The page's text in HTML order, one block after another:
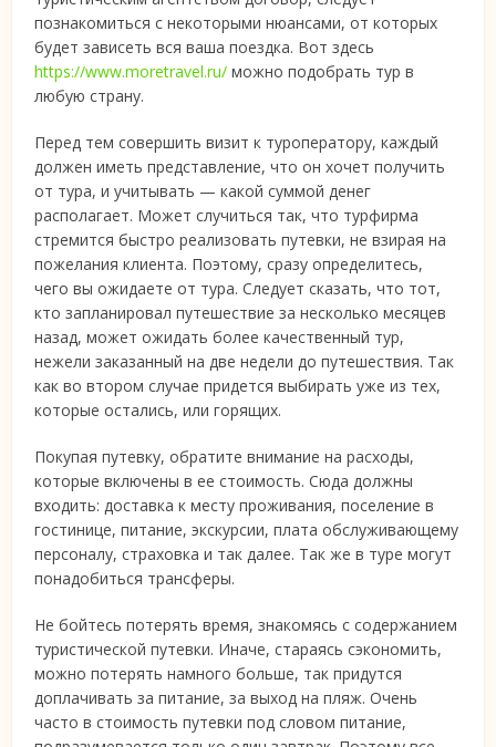
познакомиться с некоторыми нюансами, от которых
будет зависеть вся ваша поездка. Вот здесь
https://www.moretravel.ru/ можно подобрать тур в
любую страну.
Перед тем совершить визит к туроператору, каждый
должен иметь представление, что он хочет получить
от тура, и учитывать — какой суммой денег
располагает. Может случиться так, что турфирма
стремится быстро реализовать путевки, не взирая на
пожелания клиента. Поэтому, сразу определитесь,
чего вы ожидаете от тура. Следует сказать, что тот,
кто запланировал путешествие за несколько месяцев
назад, может ожидать более качественный тур,
нежели заказанный на две недели до путешествия. Так
как во втором случае придется выбирать уже из тех,
которые остались, или горящих.
Покупая путевку, обратите внимание на расходы,
которые включены в ее стоимость. Сюда должны
входить: доставка к месту проживания, поселение в
гостинице, питание, экскурсии, плата обслуживающему
персоналу, страховка и так далее. Так же в туре могут
понадобиться трансферы.
Не бойтесь потерять время, знакомясь с содержанием
туристической путевки. Иначе, стараясь сэкономить,
можно потерять намного больше, так придутся
доплачивать за питание, за выход на пляж. Очень
часто в стоимость путевки под словом питание,